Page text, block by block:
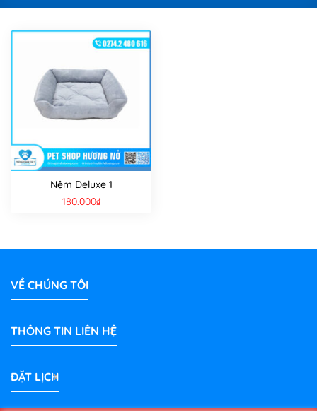
Nệm Deluxe 1
180.000₫
VỀ CHÚNG TÔI
THÔNG TIN LIÊN HỆ
ĐẶT LỊCH